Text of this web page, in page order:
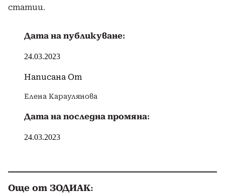
статии.
Дата на публикуване:
24.03.2023
Написана От
Елена Караулянова
Дата на последна промяна:
24.03.2023
Още от ЗОДИАК: